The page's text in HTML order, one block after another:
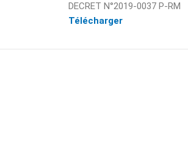
DECRET N°2019-0037 P-RM
Télécharger